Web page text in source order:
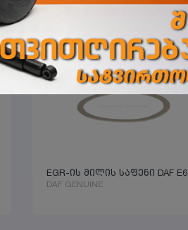
EGR-ის მილის საფენი DAF E6
DAF GENUINE